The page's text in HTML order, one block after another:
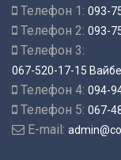
Телефон 1: 093-
Телефон 2: 093-
Телефон 3:
067-520-17-15
Телефон 4: 094-
Телефон 5: 067-
E-mail: